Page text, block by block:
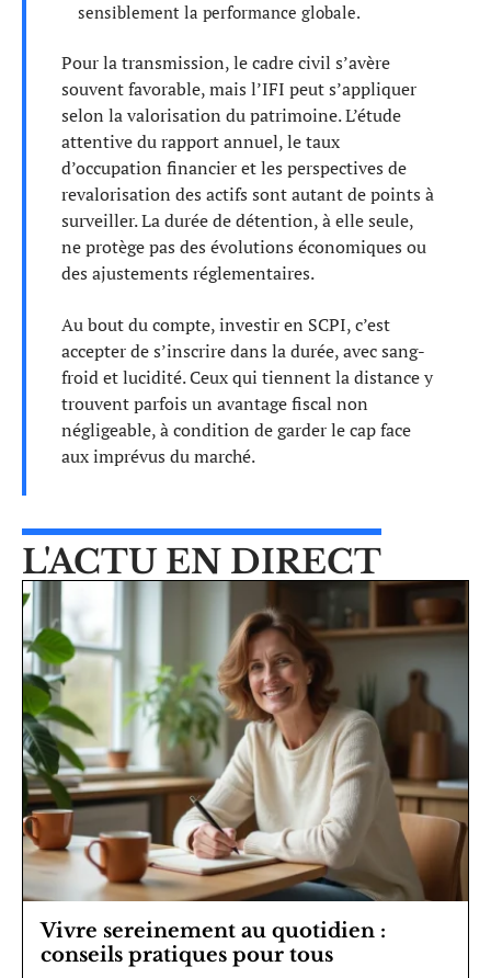
sensiblement la performance globale.
Pour la transmission, le cadre civil s’avère
souvent favorable, mais l’IFI peut s’appliquer
selon la valorisation du patrimoine. L’étude
attentive du rapport annuel, le taux
d’occupation financier et les perspectives de
revalorisation des actifs sont autant de points à
surveiller. La durée de détention, à elle seule,
ne protège pas des évolutions économiques ou
des ajustements réglementaires.
Au bout du compte, investir en SCPI, c’est
accepter de s’inscrire dans la durée, avec sang-
froid et lucidité. Ceux qui tiennent la distance y
trouvent parfois un avantage fiscal non
négligeable, à condition de garder le cap face
aux imprévus du marché.
L'ACTU EN DIRECT
Vivre sereinement au quotidien :
conseils pratiques pour tous